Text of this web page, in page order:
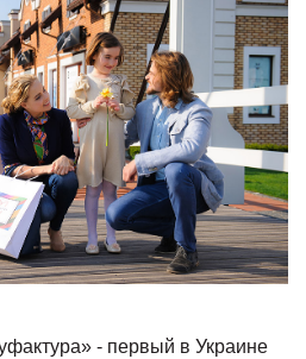
- первый в Украине